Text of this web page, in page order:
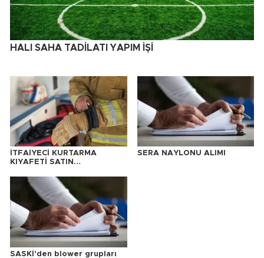
HALI SAHA TADİLATI YAPIM İŞİ
İTFAİYECİ KURTARMA
KIYAFETİ SATIN
SERA NAYLONU ALIMI
SASKİ'den blower grupları